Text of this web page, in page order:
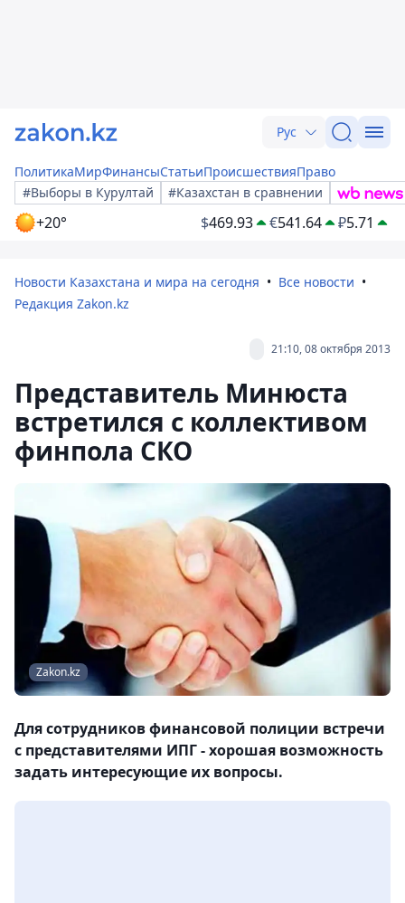
Рус
ПолитикаМирФинансыСтатьиПроисшествияПраво
#Выборы в Курултай
#Казахстан в сравнении
+20° $469.93 €541.64 ₽5.71
Новости Казахстана и мира на сегодня
Все новости
Редакция Zakon.kz
21:10, 08 октября 2013
Представитель Минюста
встретился с коллективом
финпола СКО
Zakon.kz
Для сотрудников финансовой полиции встречи
с представителями ИПГ - хорошая возможность
задать интересующие их вопросы.